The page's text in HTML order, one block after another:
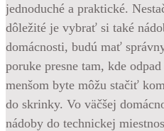
jednoduché a praktické.
dôležité je vybrať si také
domácnosti, budú mať
poruke presne tam, kde
menšom byte môžu stačiť
do skrinky. Vo väčšej
nádoby do technickej